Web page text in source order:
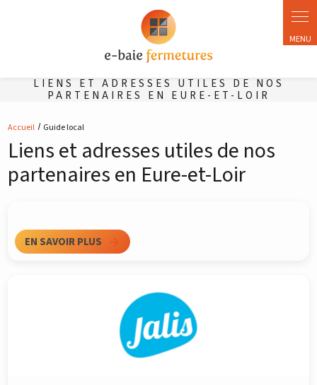
LIENS ET ADRESSES UTILES DE NOS
PARTENAIRES EN EURE-ET-LOIR
Accueil Guide local
Liens et adresses utiles de nos
partenaires en Eure-et-Loir
EN SAVOIR PLUS